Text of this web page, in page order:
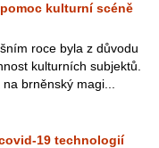
kulturní scéně
roce byla z důvodu
kulturních subjektů.
brněnský magi...
19 technologií